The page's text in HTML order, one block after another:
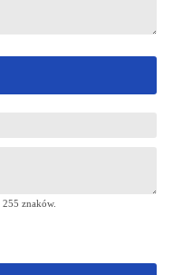
255 znaków.